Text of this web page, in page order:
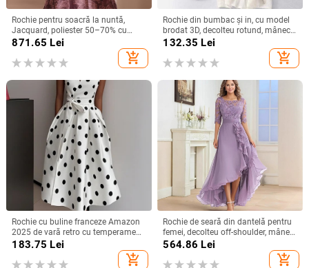
Rochie pentru soacră la nuntă,
Jacquard, poliester 50–70% cu
spandex <30%, lungime midi,
primăvara 2025, stil socialite
871.65 Lei
add_shopping_cart
Rochie din bumbac și in, cu model
brodat 3D, decolteu rotund, mâneci
scurte, talie lejeră, croială în linie A,
132.35 Lei
add_shopping_cart
Rochie cu buline franceze Amazon
2025 de vară retro cu temperament
nou, talie subțire, fustă pentru femei
183.75 Lei
add_shopping_cart
Rochie de seară din dantelă pentru
femei, decolteu off-shoulder, mâneci
scurte, croială în A, talie înaltă,
564.86 Lei
add_shopping_cart